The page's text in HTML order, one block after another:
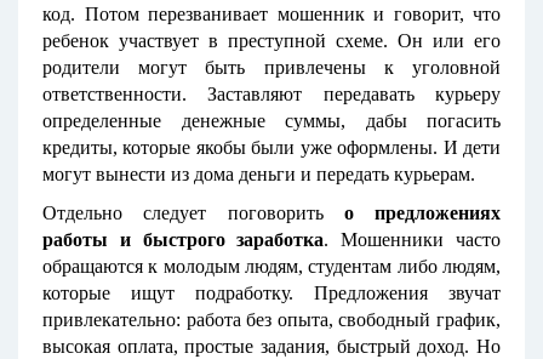
код. Потом перезванивает мошенник и говорит, что
ребенок участвует в преступной схеме. Он или его
родители могут быть привлечены к уголовной
ответственности. Заставляют передавать курьеру
определенные денежные суммы, дабы погасить
кредиты, которые якобы были уже оформлены. И дети
могут вынести из дома деньги и передать курьерам.
Отдельно следует поговорить о предложениях
работы и быстрого заработка. Мошенники часто
обращаются к молодым людям, студентам либо людям,
которые ищут подработку. Предложения звучат
привлекательно: работа без опыта, свободный график,
высокая оплата, простые задания, быстрый доход. Но